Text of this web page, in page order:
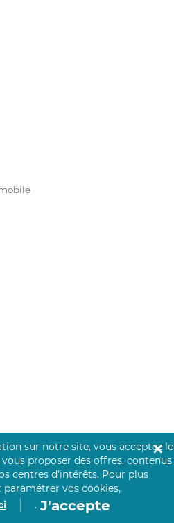
sur notre site, vous acceptez le
proposer des offres, contenus
centres d’intérêts. Pour plus
paramétrer vos cookies,
. J'accepte
✕